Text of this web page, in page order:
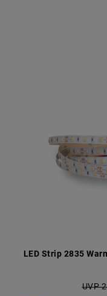
LED Strip 2835
UVP